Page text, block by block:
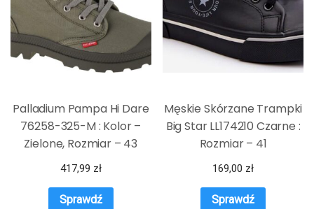
Palladium Pampa Hi Dare
76258-325-M : Kolor –
Zielone, Rozmiar – 43
417,99 zł
Sprawdź
Męskie Skórzane Trampki
Big Star LL174210 Czarne :
Rozmiar – 41
169,00 zł
Sprawdź